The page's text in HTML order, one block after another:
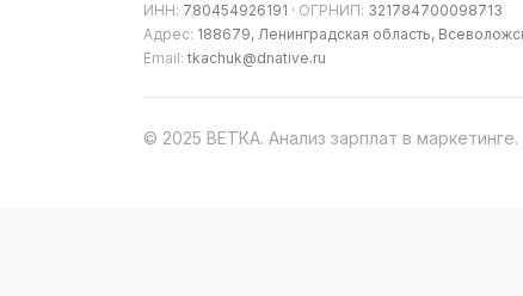
ИНН: 780454926191 · ОГРНИП: 321784700098713
Адрес: 188679, Ленинградская область,
Email: tkachuk@dnative.ru
© 2025 ВЕТКА. Анализ зарплат в маркетинге.